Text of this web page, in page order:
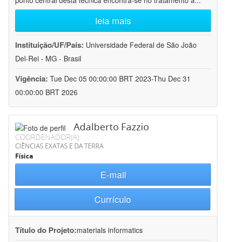
leia mais
Instituição/UF/País: Universidade Federal de São João
Del-Rei - MG - Brasil
Vigência: Tue Dec 05 00:00:00 BRT 2023-Thu Dec 31
00:00:00 BRT 2026
Adalberto Fazzio
COORDENADOR(A)
CIÊNCIAS EXATAS E DA TERRA
Física
E-mail
Currículo
Título do Projeto:materials informatics